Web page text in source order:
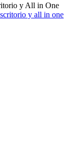
y All in One
y all in one